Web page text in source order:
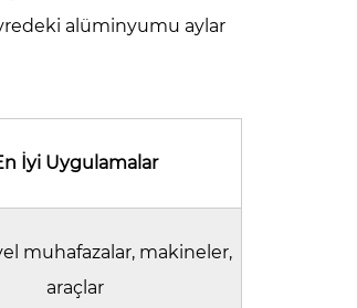
alüminyumu aylar
İyi Uygulamalar
muhafazalar, makineler,
araçlar